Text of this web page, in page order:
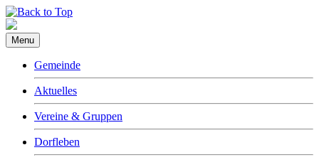
Menu
Gemeinde
Aktuelles
Vereine & Gruppen
Dorfleben